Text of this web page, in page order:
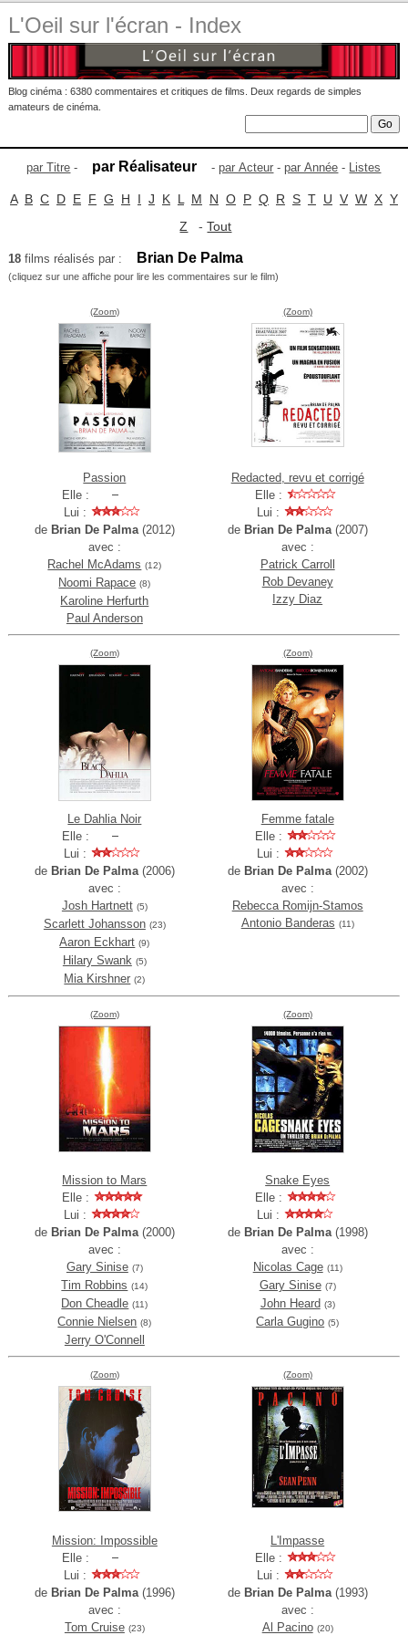
L'Oeil sur l'écran - Index
Blog cinéma : 6380 commentaires et critiques de films. Deux regards de simples
amateurs de cinéma.
par Titre - par Réalisateur -par Acteur -par Année - Listes
A B C D E F G H I J K L M N O P Q R S T U V W X Y
Z -Tout
18films réalisés par : Brian De Palma
(cliquez sur une affiche pour lire les commentaires sur le film)
(Zoom)
Passion
Elle :
Lui :
de Brian De Palma(2012)
avec :
Rachel McAdams (12)
Noomi Rapace (8)
Karoline Herfurth
Paul Anderson
(Zoom)
Redacted, revu et corrigé
Elle :
Lui :
de Brian De Palma(2007)
avec :
Patrick Carroll
Rob Devaney
Izzy Diaz
(Zoom)
Le Dahlia Noir
Elle :
Lui :
de Brian De Palma(2006)
avec :
Josh Hartnett (5)
Scarlett Johansson (23)
Aaron Eckhart (9)
Hilary Swank (5)
Mia Kirshner (2)
(Zoom)
Femme fatale
Elle :
Lui :
de Brian De Palma(2002)
avec :
Rebecca Romijn-Stamos
Antonio Banderas (11)
(Zoom)
Mission to Mars
Elle :
Lui :
de Brian De Palma(2000)
avec :
Gary Sinise (7)
Tim Robbins (14)
Don Cheadle (11)
Connie Nielsen (8)
Jerry O'Connell
(Zoom)
Snake Eyes
Elle :
Lui :
de Brian De Palma(1998)
avec :
Nicolas Cage (11)
Gary Sinise (7)
John Heard (3)
Carla Gugino (5)
(Zoom)
Mission: Impossible
Elle :
Lui :
de Brian De Palma(1996)
avec :
Tom Cruise (23)
(Zoom)
L'Impasse
Elle :
Lui :
de Brian De Palma(1993)
avec :
Al Pacino (20)